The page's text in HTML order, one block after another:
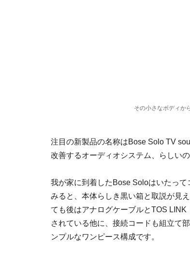
その小さなボディか
注目の新製品の名称はBose Solo TV
改善するオーディオシステム、らしいの
我が家に到着したBose Soloはいたっ
みると、本体らしき黒い箱と取説が見
ても後はアナログケーブルとTOS
されている他に、接続コードも組立て
ンプルなワンピース構成です。